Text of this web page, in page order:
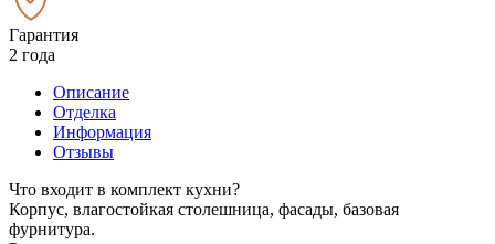
Гарантия
2 года
Описание
Отделка
Информация
Отзывы
Что входит в комплект кухни?
Корпус, влагостойкая столешница, фасады, базовая
фурнитура.